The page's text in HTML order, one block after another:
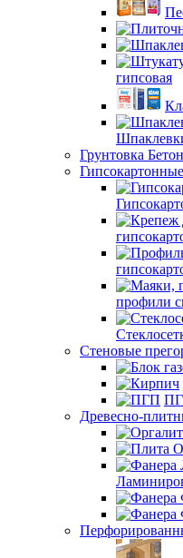
гипсовая
Грунтовка
профили
Стеновые
Древесно-